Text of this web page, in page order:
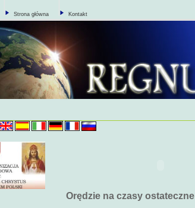
Strona główna Kontakt
Orędzie na czasy ostateczne